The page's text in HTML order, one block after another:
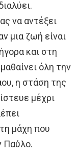
να αντέξει
μια ζωή είναι
και στη
όλη την
η στάση της
μέχρι
μάχη που
Παύλο.